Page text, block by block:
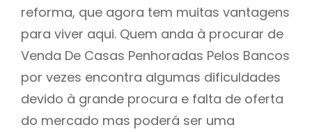
reforma, que agora tem muitas vantagens
para viver aqui. Quem anda à procurar de
Venda De Casas Penhoradas Pelos Bancos
por vezes encontra algumas dificuldades
devido à grande procura e falta de oferta
do mercado mas poderá ser uma